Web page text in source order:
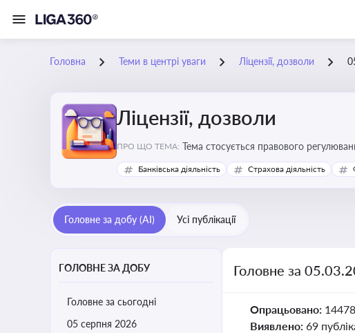
Головна Теми в центрі уваги Ліцензії, дозволи
Ліцензії, дозволи
ПРО ЩО ТЕМА: Тема стосується правового
господарської діяльності
Банківська діяльність Страхова діяльність
Головне за добу (AI) Усі публікації
ГОЛОВНЕ ЗА ДОБУ
Головне за сьогодні
05 серпня 2026
Головне за
Опрацьовано:
Виявлено: 69